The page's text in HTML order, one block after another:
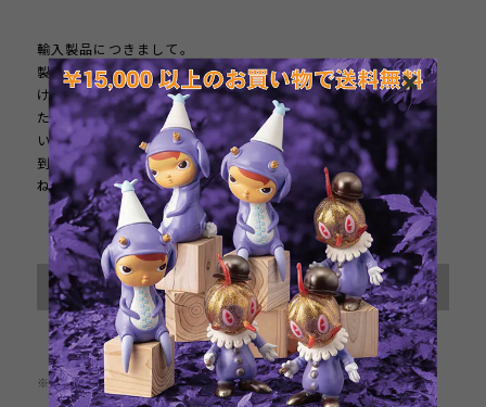
輸入製品につきまして。
製品の性質上、壊れやすいと判断したものは開封検品してお届
けします。またご購入者様におかれましては、製品が届きまし
たら直ちに開梱、検品し、破損や欠品がないかお確かめくださ
い。もし問題がありましたら、速やかにご連絡ください。製品
到着後、１週間以上が経過した製品のクレームにはお応えしか
ねます。
International shipping available
Sold out
日本国内にお住まいの方向け
※この商品は1点までのご注文とさせていただきます。